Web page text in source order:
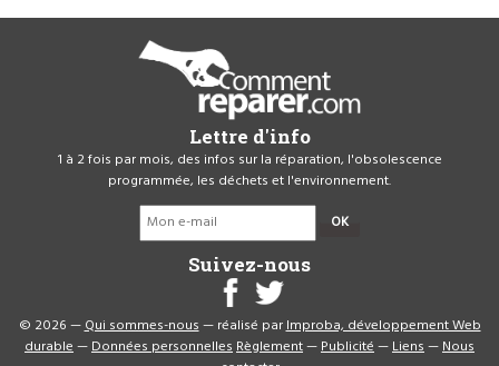
Lettre d'info
1 à 2 fois par mois, des infos sur la réparation, l'obsolescence
programmée, les déchets et l'environnement.
OK
Suivez-nous
© 2026 —Qui sommes-nous— réalisé parImproba, développement Web
durable—Données personnellesRèglement—Publicité—Liens—Nous